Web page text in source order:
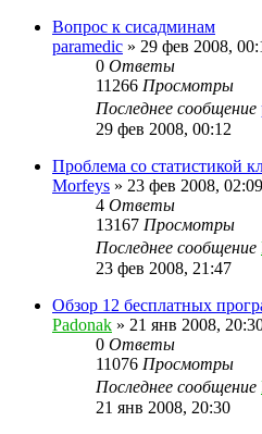
Вопрос к сисадминам
paramedic » 29 фев 2008,
0 Ответы
11266 Просмотры
Последнее сообщение
29 фев 2008, 00:12
Проблема со статистикой
Morfeys » 23 фев 2008, 02:09
4 Ответы
13167 Просмотры
Последнее сообщение
23 фев 2008, 21:47
Обзор 12 бесплатных
Padonak » 21 янв 2008,
0 Ответы
11076 Просмотры
Последнее сообщение
21 янв 2008, 20:30